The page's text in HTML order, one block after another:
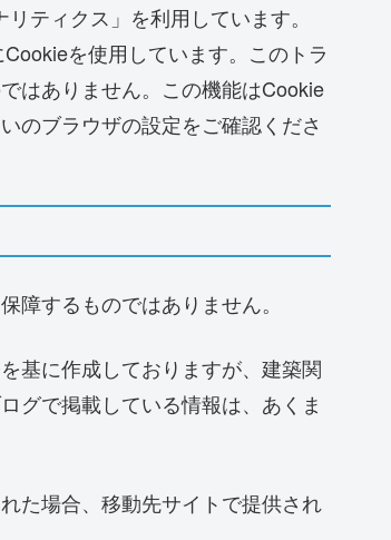
ティクス」を利用しています。
を使用しています。このトラ
はありません。この機能はCookie
のブラウザの設定をご確認くださ
障するものではありません。
基に作成しておりますが、建築関
グで掲載している情報は、あくま
た場合、移動先サイトで提供され